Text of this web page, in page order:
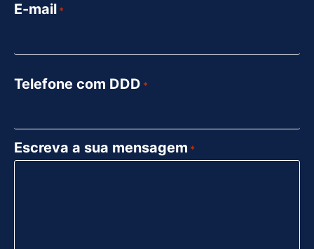
E-mail *
Telefone com DDD *
Escreva a sua mensagem *